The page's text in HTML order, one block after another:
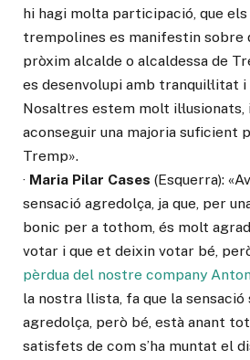
hi hagi molta participació, que
trempolines es manifestin sobre
pròxim alcalde o alcaldessa de
es desenvolupi amb tranquil·litat
Nosaltres estem molt
aconseguir una majoria suficient
Tremp».
· Maria Pilar Cases (Esquerra):
sensació agredolça, ja que, per
bonic per a tothom, és molt
votar i que et deixin votar bé,
pèrdua del nostre company
la nostra llista, fa que la sensació
agredolça, però bé, està anant
satisfets de com s’ha muntat el